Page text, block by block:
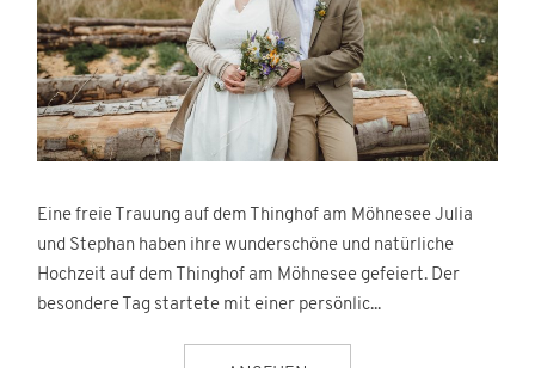
Eine freie Trauung auf dem Thinghof am Möhnesee Julia
und Stephan haben ihre wunderschöne und natürliche
Hochzeit auf dem Thinghof am Möhnesee gefeiert. Der
besondere Tag startete mit einer persönlic...